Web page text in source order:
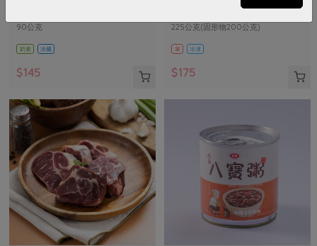
90公克
奶素 冷藏
$145
225公克(固形物200公克)
葷 冷凍
$175